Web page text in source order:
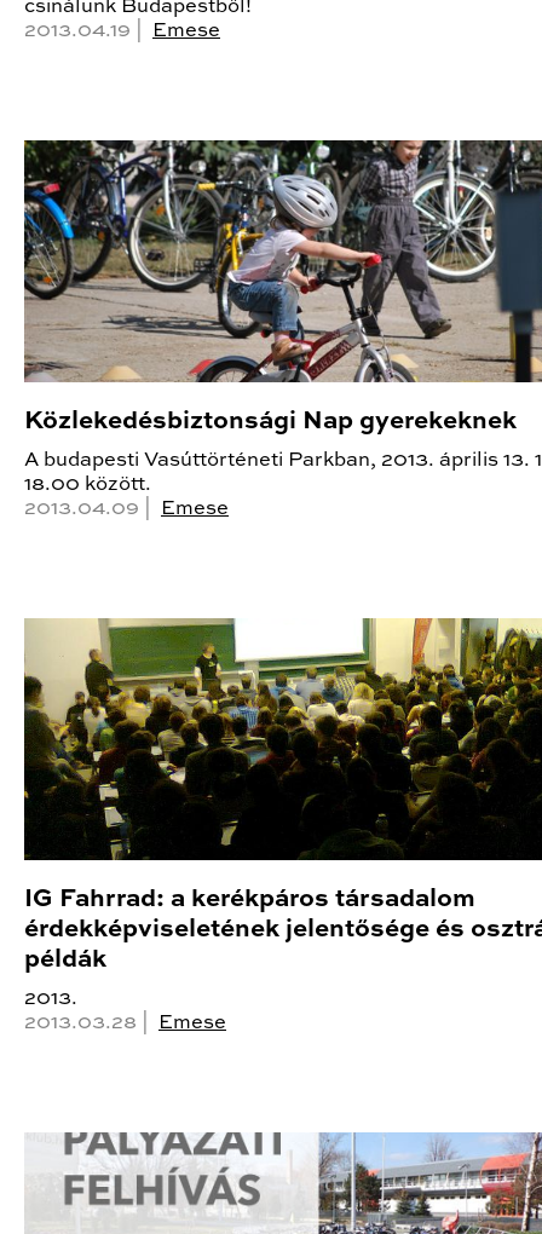
csinálunk Budapestből!
2013.04.19 |
Emese
Közlekedésbiztonsági Nap gyerekeknek
A budapesti Vasúttörténeti Parkban, 2013. április 13.
18.00 között.
2013.04.09 |
Emese
IG Fahrrad: a kerékpáros társadalom
érdekképviseletének jelentősége és
példák
2013.
2013.03.28 |
Emese